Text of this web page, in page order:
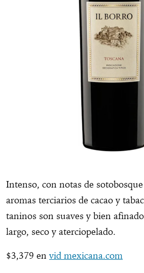
Intenso, con notas de
aromas terciarios de cacao y
taninos son suaves y bien
largo, seco y aterciopelado.
$3,379 en vid mexicana.com